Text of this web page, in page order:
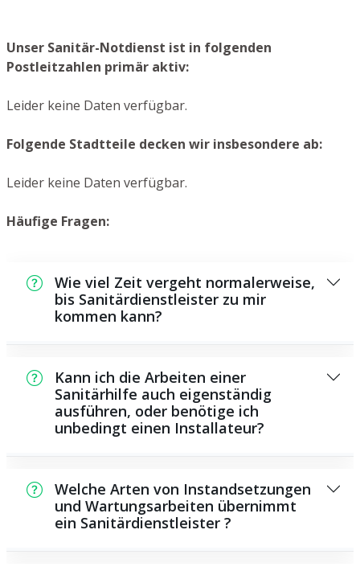
Unser Sanitär-Notdienst ist in folgenden
Postleitzahlen primär aktiv:
Leider keine Daten verfügbar.
Folgende Stadtteile decken wir insbesondere ab:
Leider keine Daten verfügbar.
Häufige Fragen:
Wie viel Zeit vergeht normalerweise,
bis Sanitärdienstleister zu mir
kommen kann?
Zeit bei Ihnen vor Ort sein. Das hängt unter
anderem von der Auftragslage zu dem
Zeitraum ab sowie von der Verkehrslage und
der Entfernung zu Ihnen.
Kann ich die Arbeiten einer
Sanitärhilfe auch eigenständig
ausführen, oder benötige ich
unbedingt einen Installateur?
Wartungsarbeiten, die Sie selbst
durchführen können, beispielsweise die
Anwendung von Rohrreinigern aus dem
Welche Arten von Instandsetzungen
und Wartungsarbeiten übernimmt
ein Sanitärdienstleister ?